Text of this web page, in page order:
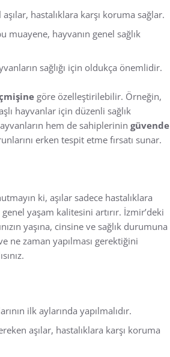
hastalıklara karşı koruma sağlar.
muayene, hayvanın genel sağlık
sağlığı için oldukça önemlidir.
göre özelleştirilebilir. Örneğin,
hayvanlar için düzenli sağlık
hem de sahiplerinin güvende
erken tespit etme fırsatı sunar.
ki, aşılar sadece hastalıklara
yaşam kalitesini artırır. İzmir’deki
yaşına, cinsine ve sağlık durumuna
ne zaman yapılması gerektiğini
ilk aylarında yapılmalıdır.
aşılar, hastalıklara karşı koruma